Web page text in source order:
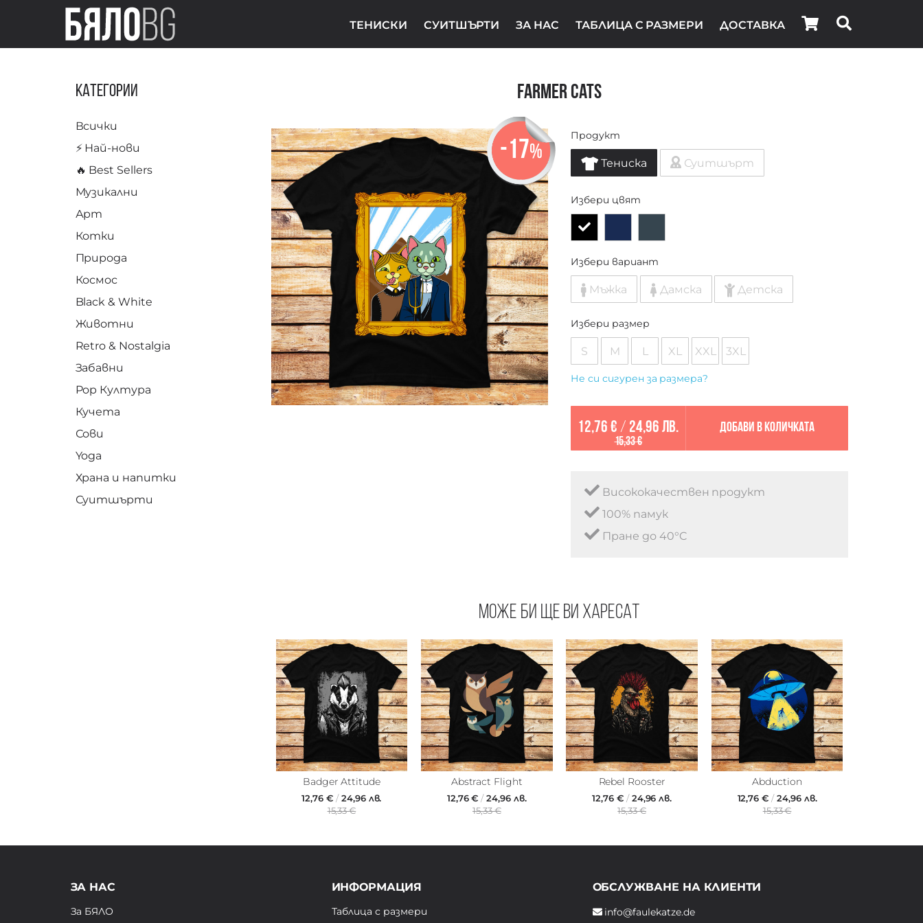
ТЕНИСКИ СУИТШЪРТИ ЗА НАС ТАБЛИЦА С РАЗМЕРИ ДОСТАВКА
Категории
Всички
⚡️ Най-нови
🔥 Best Sellers
Музикални
Арт
Котки
Природа
Космос
Black & White
Животни
Retro & Nostalgia
Забавни
Pop Култура
Кучета
Сови
Yoga
Храна и напитки
Суитшърти
Farmer Cats
-17%
Продукт
Тениска Суитшърт
Избери цвят
Избери вариант
Мъжка Дамска Детска
Избери размер
S M L XL XXL 3XL
Не си сигурен за размера?
12,76 € / 24,96 лв.
15,33 €
Добави в количката
Висококачествен продукт
100% памук
Пране до 40°C
Може би ще ви харесат
Badger Attitude
12,76 € /24,96 лв.
15,33 €
Abstract Flight
12,76 €/24,96 лв.
15,33 €
Rebel Rooster
12,76 € /24,96 лв.
15,33 €
Abduction
12,76 €/24,96 лв.
15,33 €
ЗА НАС
За БЯЛО
ИНФОРМАЦИЯ
Таблица с размери
ОБСЛУЖВАНЕ НА КЛИЕНТИ
info@faulekatze.de